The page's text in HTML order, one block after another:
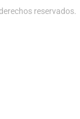
reservados.